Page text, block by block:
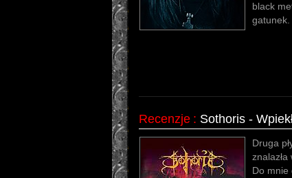
black
gatunek.
Recenzje : Sothoris -
Druga
Do mnie